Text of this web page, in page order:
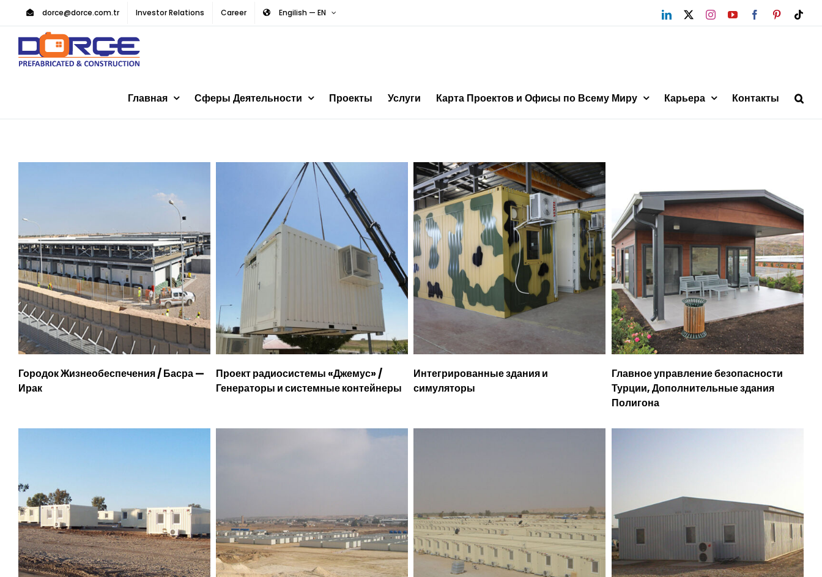
to
content
dorce@dorce.com.tr Investor Relations Career Engilish — EN LinkedIn InstagramYouTubeFacebookPinterest
Главная Сферы Деятельности Проекты Услуги Карта Проектов и Офисы по Всему Миру Карьера Контакты
Городок Жизнеобеспечения / Басра —
Ирак
Проект радиосистемы «Джемус» /
Генераторы и системные контейнеры
Интегрированные здания и
симуляторы
Главное управление безопасности
Турции, Дополнительные здания
Полигона